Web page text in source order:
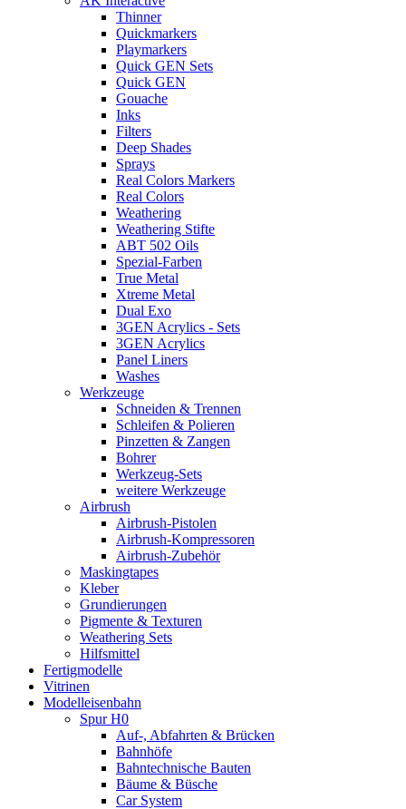
Thinner
Quickmarkers
Playmarkers
Quick GEN Sets
Quick GEN
Gouache
Inks
Filters
Deep Shades
Sprays
Real Colors Markers
Real Colors
Weathering
Weathering Stifte
ABT 502 Oils
Spezial-Farben
True Metal
Xtreme Metal
Dual Exo
3GEN Acrylics - Sets
3GEN Acrylics
Panel Liners
Washes
Werkzeuge
Schneiden & Trennen
Schleifen & Polieren
Pinzetten & Zangen
Bohrer
Werkzeug-Sets
weitere Werkzeuge
Airbrush
Airbrush-Pistolen
Airbrush-Kompressoren
Airbrush-Zubehör
Maskingtapes
Kleber
Grundierungen
Pigmente & Texturen
Weathering Sets
Hilfsmittel
Fertigmodelle
Vitrinen
Modelleisenbahn
Spur H0
Auf-, Abfahrten & Brücken
Bahnhöfe
Bahntechnische Bauten
Bäume & Büsche
Car System